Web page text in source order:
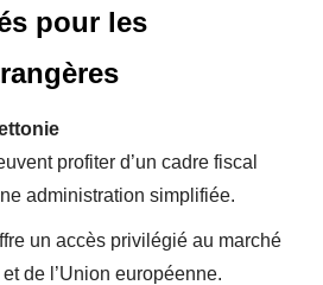
pour les
profiter d’un cadre fiscal
administration simplifiée.
un accès privilégié au marché
de l’Union européenne.